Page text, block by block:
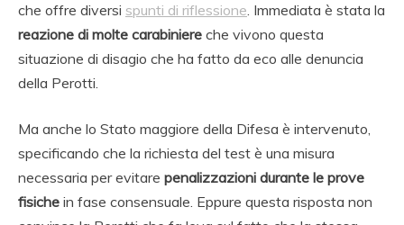
che offre diversi spunti di riflessione. Immediata è stata la
reazione di molte carabiniere che vivono questa
situazione di disagio che ha fatto da eco alle denuncia
della Perotti.
Ma anche lo Stato maggiore della Difesa è intervenuto,
specificando che la richiesta del test è una misura
necessaria per evitare penalizzazioni durante le prove
fisiche in fase consensuale. Eppure questa risposta non